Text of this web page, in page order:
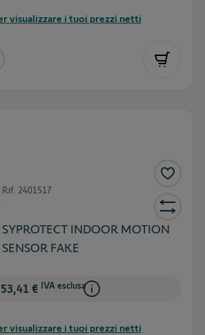
visualizzare i tuoi prezzi netti
Rif. 2401517
SYPROTECT INDOOR MOTION
SENSOR FAKE
53,41 € IVA esclusa
visualizzare i tuoi prezzi netti